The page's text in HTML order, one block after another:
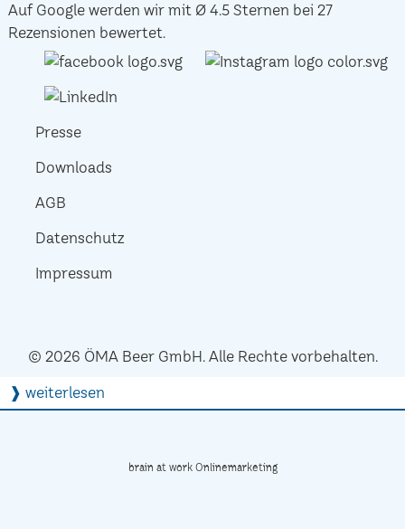
Auf Google werden wir mit Ø 4.5 Sternen bei 27
Rezensionen bewertet.
Presse
Downloads
AGB
Datenschutz
Impressum
© 2026 ÖMA Beer GmbH. Alle Rechte vorbehalten.
❱ weiterlesen
brain at work Onlinemarketing